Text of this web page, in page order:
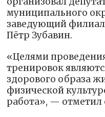
муниципального
заведующий
Пётр Зубавин.
«Целями
тренировок
здорового образа
физической
работа», — отметил